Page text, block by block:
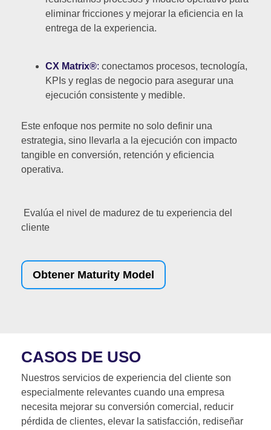
eliminar fricciones y mejorar la eficiencia en la
entrega de la experiencia.
CX Matrix®: conectamos procesos, tecnología,
KPIs y reglas de negocio para asegurar una
ejecución consistente y medible.
Este enfoque nos permite no solo definir una
estrategia, sino llevarla a la ejecución con impacto
tangible en conversión, retención y eficiencia
operativa.
Evalúa el nivel de madurez de tu experiencia del
cliente
Obtener Maturity Model
CASOS DE USO
Nuestros servicios de experiencia del cliente son
especialmente relevantes cuando una empresa
necesita mejorar su conversión comercial, reducir
pérdida de clientes, elevar la satisfacción, rediseñar